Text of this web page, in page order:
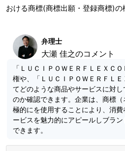
おける商標(商標出願・登録商標)の
弁理士
大瀬 佳之のコメント
「ＬＵＣＩＰＯＷＥＲＦＬＥＸＣ
権や、「ＬＵＣＩＰＯＷＥＲＦＬ
てどのような商品やサービスに対
のか確認できます。企業は、商標
極的にを使用することにより、消
ービスを魅力的にアピールしブラ
できます。